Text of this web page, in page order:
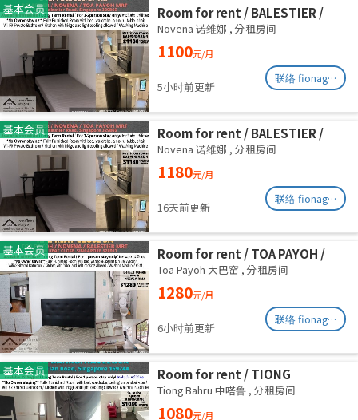
基本会员
Room for rent / BALESTIER /
NOVENA / Common room / 1pax
stay / Available immediate
Novena 诺维娜 , 分租房间
1100元/月
5小时前更新
联络 fionag@transinex.com.sg
基本会员
Room for rent / BALESTIER /
NOVENA / Common room / 1pax
stay / Available immediate
Novena 诺维娜 , 分租房间
1180元/月
16天前更新
联络 fionag@transinex.com.sg
基本会员
Room for rent / TOA PAYOH /
NOVENA / Common room / 1pax
stay / Available immediate
Toa Payoh 大巴窑 , 分租房间
1280元/月
6小时前更新
联络 fionag@transinex.com.sg
基本会员
Room for rent / TIONG
BAHRU/HAVELOCK / Common
room / 1pax stay / Available 13
Tiong Bahru 中嗒鲁 , 分租房间
1080元/月